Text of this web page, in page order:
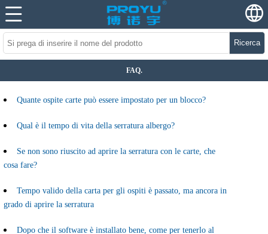
Ricerca
FAQ.
Quante ospite carte può essere impostato per un blocco?
Qual è il tempo di vita della serratura albergo?
Se non sono riuscito ad aprire la serratura con le carte, che
cosa fare?
Tempo valido della carta per gli ospiti è passato, ma ancora in
grado di aprire la serratura
Dopo che il software è installato bene, come per tenerlo al